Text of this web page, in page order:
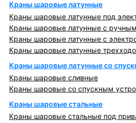
Краны шаровые латунные
Краны шаровые латунные под
Краны шаровые латунные с
Краны шаровые латунные с
Краны шаровые латунные
Краны шаровые латунные со
Краны шаровые сливные
Краны шаровые со спускным
Краны шаровые стальные
Краны шаровые стальные под